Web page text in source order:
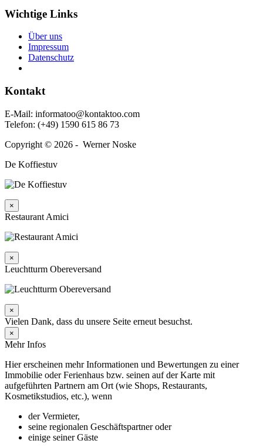
Wichtige Links
Über uns
Impressum
Daten­schutz
Kontakt
E‑Mail: informatoo@kontaktoo.com
Telefon: (+49) 1590 615 86 73
Copyright © 2026 - Werner Noske
De Koffiestuv
×
Restaurant Amici
×
Leuchtturm Obereversand
×
Vielen Dank, dass du unsere Seite erneut besuchst.
×
Mehr Infos
Hier erscheinen mehr Informationen und Bewertungen zu einer
Immobilie oder Ferienhaus bzw. seinen auf der Karte mit
aufgeführten Partnern am Ort (wie Shops, Restaurants,
Kosmetikstudios, etc.), wenn
der Vermieter,
seine regionalen Geschäftspartner oder
einige seiner Gäste